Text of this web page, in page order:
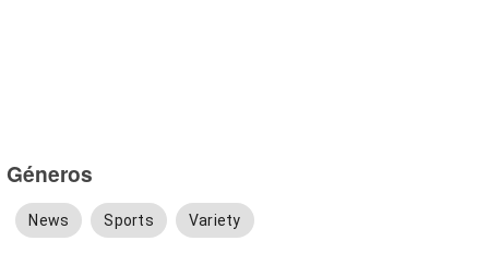
Géneros
News Sports Variety